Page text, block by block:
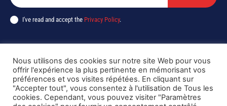
I've read and accept the Privacy Policy.
Copyright © DiaspoRDC. All rights reserved
Nous utilisons des cookies sur notre site Web pour vous
offrir l'expérience la plus pertinente en mémorisant vos
préférences et vos visites répétées. En cliquant sur
"Accepter tout", vous consentez à l'utilisation de Tous les
cookies. Cependant, vous pouvez visiter "Paramètres